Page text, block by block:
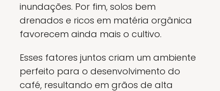
inundações. Por fim, solos bem
drenados e ricos em matéria orgânica
favorecem ainda mais o cultivo.
Esses fatores juntos criam um ambiente
perfeito para o desenvolvimento do
café, resultando em grãos de alta